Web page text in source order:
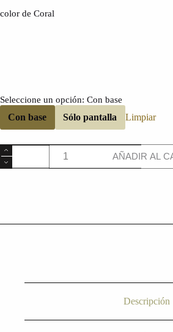
color de Coral
Seleccione un opción: Con base
Con base Sólo pantalla Limpiar
Fan
Coral
cantidad
AÑADIR AL
Descripción